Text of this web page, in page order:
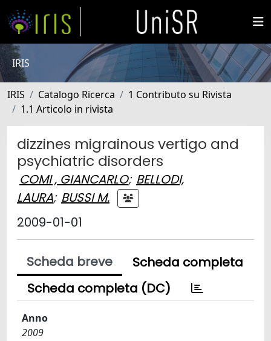
IRIS
IRIS Catalogo Ricerca
1 Contributo su Rivista
1.1 Articolo in rivista
dizzines migrainous vertigo and
psychiatric disorders
COMI , GIANCARLO; BELLODI,
LAURA; BUSSI M.
2009-01-01
Scheda breve
Scheda completa
Scheda completa (DC)
Anno
2009